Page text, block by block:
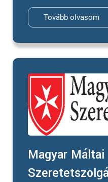
Tovább olvasom
Magyar Máltai